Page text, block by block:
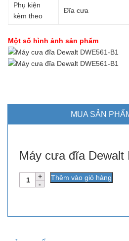
Phụ kiện
kèm theo
Đĩa cưa
Một số hình ảnh sản phẩm
MUA SẢN
Máy cưa đĩa Dewalt
Số
lượng
Thêm vào giỏ hàng